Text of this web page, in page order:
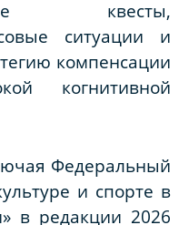
квесты,
ситуации и
компенсации
когнитивной
Федеральный
и спорте в
в редакции 2026